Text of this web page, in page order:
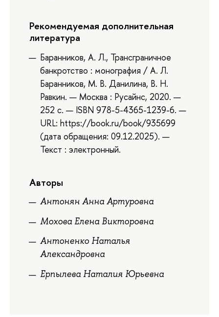
Рекомендуемая дополнительная
литература
Баранников, А. Л., Трансграничное
банкротство : монография / А. Л.
Баранников, М. В. Данилина, В. Н.
Равкин. — Москва : Русайнс, 2020. —
252 с. — ISBN 978-5-4365-1239-6. —
URL: https://book.ru/book/935699
(дата обращения: 09.12.2025). —
Текст : электронный.
Авторы
Антонян Анна Артуровна
Мохова Елена Викторовна
Антоненко Наталья
Александровна
Ерпылева Наталия Юрьевна